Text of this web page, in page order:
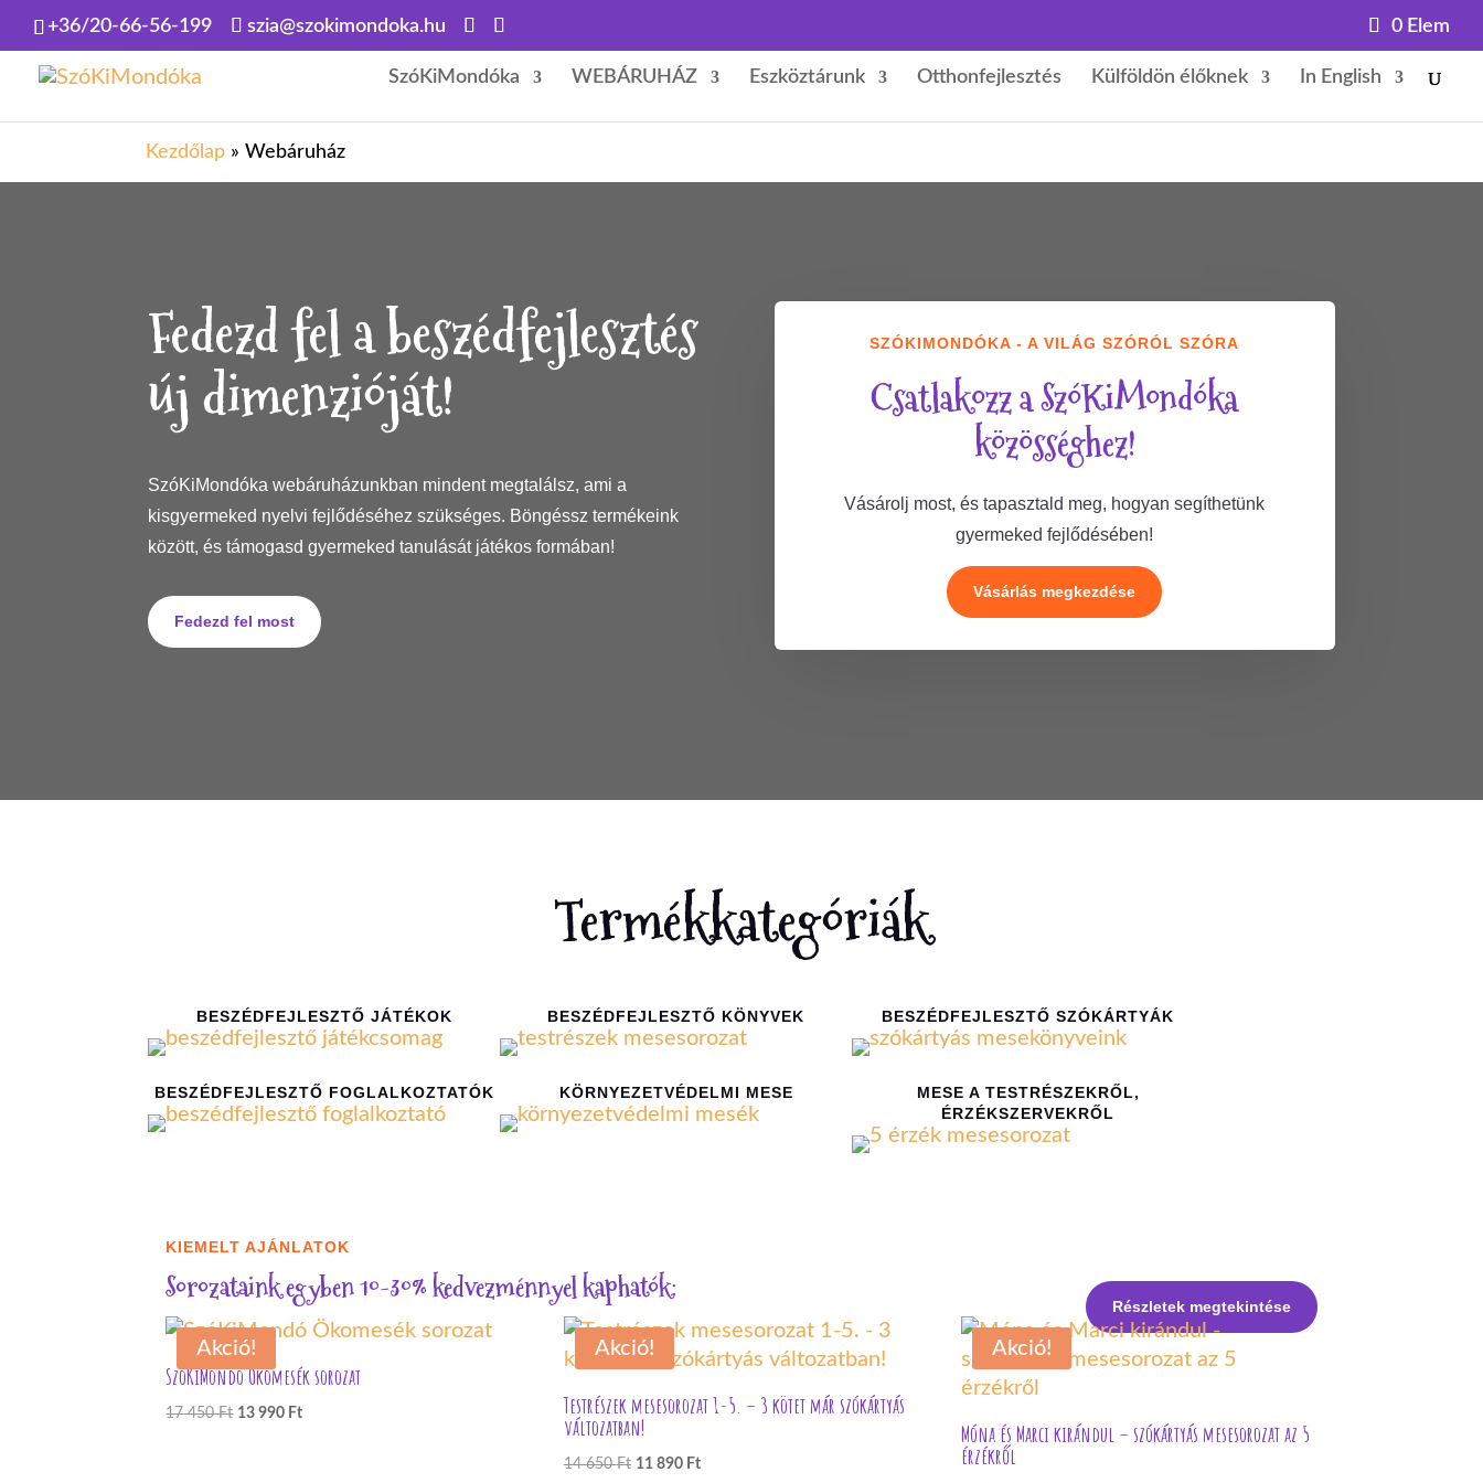
+36/20-66-56-199 szia@szokimondoka.hu 0 Elem
SzóKiMondóka WEBÁRUHÁZ Eszköztárunk Otthonfejlesztés Külföldön élőknek In English
Kezdőlap » Webáruház
Fedezd fel a beszédfejlesztés
új dimenzióját!
SzóKiMondóka webáruházunkban mindent megtalálsz, ami a
kisgyermeked nyelvi fejlődéséhez szükséges. Böngéssz termékeink
között, és támogasd gyermeked tanulását játékos formában!
Fedezd fel most
SZÓKIMONDÓKA - A VILÁG SZÓRÓL SZÓRA
Csatlakozz a SzóKiMondóka
közösséghez!
Vásárolj most, és tapasztald meg, hogyan segíthetünk
gyermeked fejlődésében!
Vásárlás megkezdése
Termékkategóriák
BESZÉDFEJLESZTŐ JÁTÉKOK BESZÉDFEJLESZTŐ KÖNYVEK BESZÉDFEJLESZTŐ SZÓKÁRTYÁK
BESZÉDFEJLESZTŐ FOGLALKOZTATÓK KÖRNYEZETVÉDELMI MESE
MESE A TESTRÉSZEKRŐL,
ÉRZÉKSZERVEKRŐL
KIEMELT AJÁNLATOK
Sorozataink egyben 10-30% kedvezménnyel kaphatók:
Részletek megtekintése
Akció!
SzóKiMondó Ökomesék sorozat
17 450Ft Original
13 990 FtCurrent
Akció!
Testrészek mesesorozat 1-5. – 3 kötet már szókártyás
változatban!
14 650Ft Original
11 890 FtCurrent
Akció!
Móna és Marci kirándul – szókártyás mesesorozat az 5
érzékről